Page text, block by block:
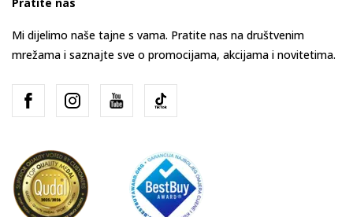
Mi dijelimo naše tajne s vama. Pratite nas na društvenim
mrežama i saznajte sve o promocijama, akcijama i novitetima.